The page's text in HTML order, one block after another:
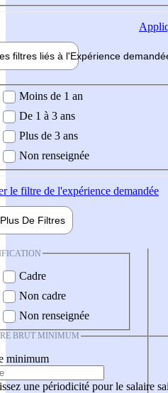
filtres liés à l'Expérience
demandée
Moins de 1 an
De 1 à 3 ans
Plus de 3 ans
Non renseignée
le filtre de l'expérience demandée
Plus De Filtres
Cadre
Non cadre
Non renseignée
BRUT MINIMUM
minimum
une périodicité pour le salaire